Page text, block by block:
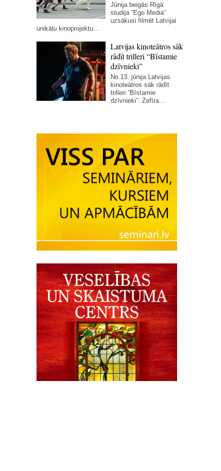
Jūnija beigās Rīgā
studija “Ego Media”
uzsākusi filmēt Latvijai
unikālu kinoprojektu...
Latvijas kinoteātros sāk
rādīt trilleri “Bīstamie
dzīvnieki”
No 13. jūnija Latvijas
kinoteātros sāk rādīt
trilleri “Bīstamie
dzīvnieki”. Zefīra...